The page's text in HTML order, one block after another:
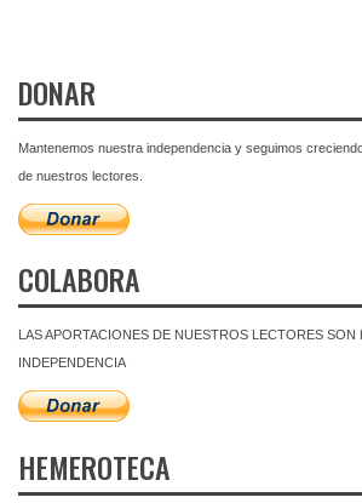
DONAR
Mantenemos nuestra independencia y seguimos
de nuestros lectores.
COLABORA
LAS APORTACIONES DE NUESTROS LECTORES SON
INDEPENDENCIA
HEMEROTECA